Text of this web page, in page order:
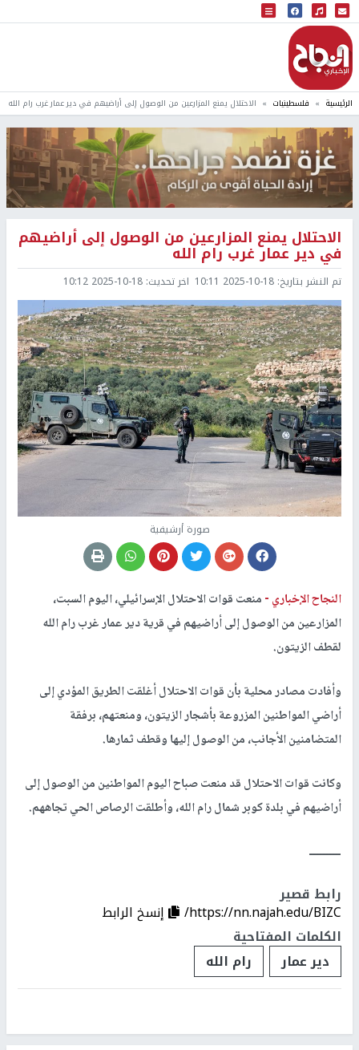
البث المباشر
إذاعة النجاح
الرئيسية فلسطينيات الاحتلال يمنع المزارعين من الوصول إلى أراضيهم في دير عمار غرب رام الله
الاحتلال يمنع المزارعين من الوصول إلى أراضيهم
في دير عمار غرب رام الله
تم النشر بتاريخ: 2025-10-18 10:11 اخر تحديث: 2025-10-18 10:12
صورة أرشيفية
النجاح الإخباري -منعت قوات الاحتلال الإسرائيلي، اليوم السبت،
المزارعين من الوصول إلى أراضيهم في قرية دير عمار غرب رام الله
لقطف الزيتون.
وأفادت مصادر محلية بأن قوات الاحتلال أغلقت الطريق المؤدي إلى
أراضي المواطنين المزروعة بأشجار الزيتون، ومنعتهم، برفقة
المتضامنين الأجانب، من الوصول إليها وقطف ثمارها.
وكانت قوات الاحتلال قد منعت صباح اليوم المواطنين من الوصول إلى
أراضيهم في بلدة كوبر شمال رام الله، وأطلقت الرصاص الحي تجاههم.
ــــــــــ
رابط قصير
https://nn.najah.edu/BIZC/
إنسخ الرابط
الكلمات المفتاحية
دير عمار
رام الله